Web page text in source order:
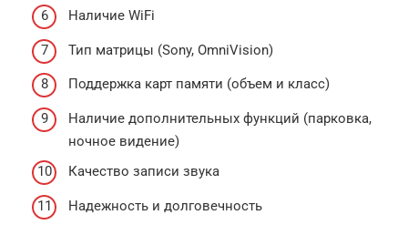
Наличие WiFi
Тип матрицы (Sony, OmniVision)
Поддержка карт памяти (объем и класс)
Наличие дополнительных функций (парковка,
ночное видение)
Качество записи звука
Надежность и долговечность